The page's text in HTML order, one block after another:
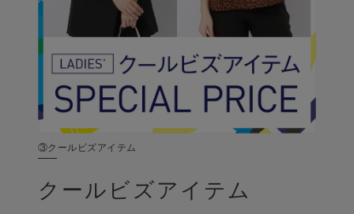
③クールビズアイテム
クールビズアイテム